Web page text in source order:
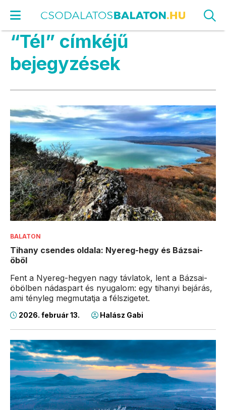
“Tél” címkéjű
bejegyzések
BALATON
Tihany csendes oldala: Nyereg-hegy és Bázsai-
öböl
Fent a Nyereg-hegyen nagy távlatok, lent a Bázsai-
öbölben nádaspart és nyugalom: egy tihanyi bejárás,
ami tényleg megmutatja a félszigetet.
2026. február 13. Halász Gabi